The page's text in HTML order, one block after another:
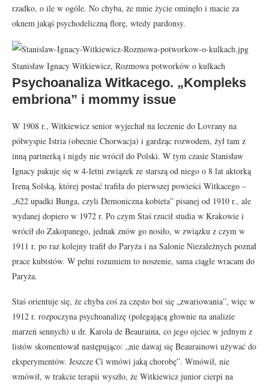
rzadko, o ile w ogóle. No chyba, że mnie życie ominęło i macie za
oknem jakąś psychodeliczną florę, wtedy pardonsy.
Stanisław Ignacy Witkiewicz, Rozmowa potworków o kulkach
Psychoanaliza Witkacego. „Kompleks
embriona” i mommy issue
W 1908 r., Witkiewicz senior wyjechał na leczenie do Lovrany na
półwyspie Istria (obecnie Chorwacja) i gardząc rozwodem, żył tam z
inną partnerką i nigdy nie wrócił do Polski. W tym czasie Stanisław
Ignacy pakuje się w 4-letni związek ze starszą od niego o 8 lat aktorką
Ireną Solską, której postać trafiła do pierwszej powieści Witkacego –
„622 upadki Bunga, czyli Demoniczna kobieta” pisanej od 1910 r., ale
wydanej dopiero w 1972 r. Po czym Staś rzucił studia w Krakowie i
wrócił do Zakopanego, jednak znów go nosiło, w związku z czym w
1911 r. po raz kolejny trafił do Paryża i na Salonie Niezależnych poznał
prace kubistów. W pełni rozumiem to noszenie, sama ciągle wracam do
Paryża.
Staś orientuje się, że chyba coś za często boi się „zwariowania”, więc w
1912 r. rozpoczyna psychoanalizę (polegającą głownie na analizie
marzeń sennych) u dr. Karola de Beauraina, co jego ojciec w jednym z
listów skomentował następująco: „nie dawaj się Beaurainowi używać do
eksperymentów. Jeszcze Ci wmówi jaką chorobę”. Wmówił, nie
wmówił, w trakcie terapii wyszło, że Witkiewicz junior cierpi na